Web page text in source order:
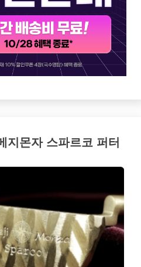
지몬자 스파르코 퍼터